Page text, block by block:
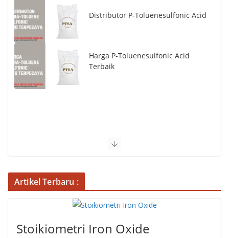
Distributor P-Toluenesulfonic Acid
Harga P-Toluenesulfonic Acid
Terbaik
Artikel Terbaru :
Stoikiometri Iron Oxide